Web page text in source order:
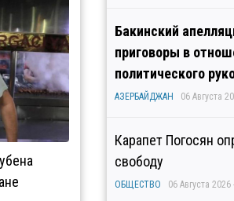
Бакинский
приговоры в
политического
АЗЕРБАЙДЖАН 06 Августа
Карапет Погосян
свободу
ОБЩЕСТВО 06 Августа 2026